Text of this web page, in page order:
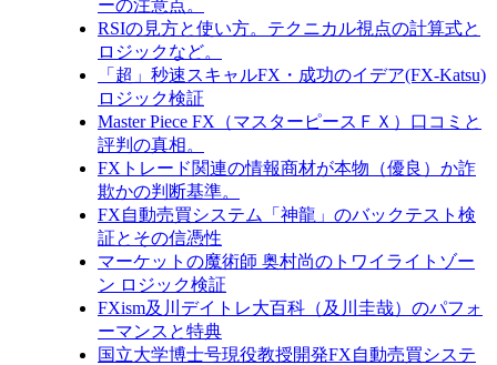
ーの注意点。
RSIの見方と使い方。テクニカル視点の計算式と
ロジックなど。
「超」秒速スキャルFX・成功のイデア(FX-Katsu)
ロジック検証
Master Piece FX（マスターピースＦＸ）口コミと
評判の真相。
FXトレード関連の情報商材が本物（優良）か詐
欺かの判断基準。
FX自動売買システム「神龍」のバックテスト検
証とその信憑性
マーケットの魔術師 奥村尚のトワイライトゾー
ン ロジック検証
FXism及川デイトレ大百科（及川圭哉）のパフォ
ーマンスと特典
国立大学博士号現役教授開発FX自動売買システ